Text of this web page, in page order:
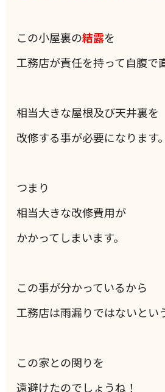
この小屋裏の結露を
工務店が責任を持って自腹で
相当大きな屋根及び天井裏を
改修する事が必要になります。
つまり
相当大きな改修費用が
かかってしまいます。
この事が分かっているから
工務店は雨漏りではないとい
この家との関りを
遠避けたのでしょうね！